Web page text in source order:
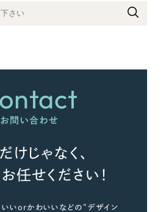
お問い合わせ
けじゃなく、
任せください！
いいorかわいいなどの“デザイン